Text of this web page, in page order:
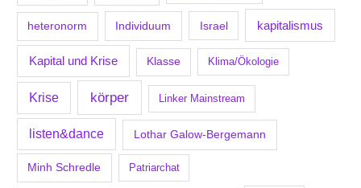
heteronorm Individuum Israel kapitalismus
Kapital und Krise Klasse Klima/Ökologie
Krise körper Linker Mainstream
listen&dance Lothar Galow-Bergemann
Minh Schredle Patriarchat